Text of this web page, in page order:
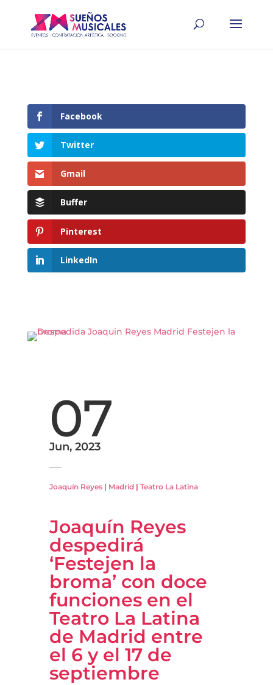
Facebook
Twitter
Gmail
Buffer
Pinterest
LinkedIn
07
Jun, 2023
Joaquín Reyes| Madrid| Teatro La Latina
Joaquín Reyes
despedirá
‘Festejen la
broma’ con doce
funciones en el
Teatro La Latina
de Madrid entre
el 6 y el 17 de
septiembre